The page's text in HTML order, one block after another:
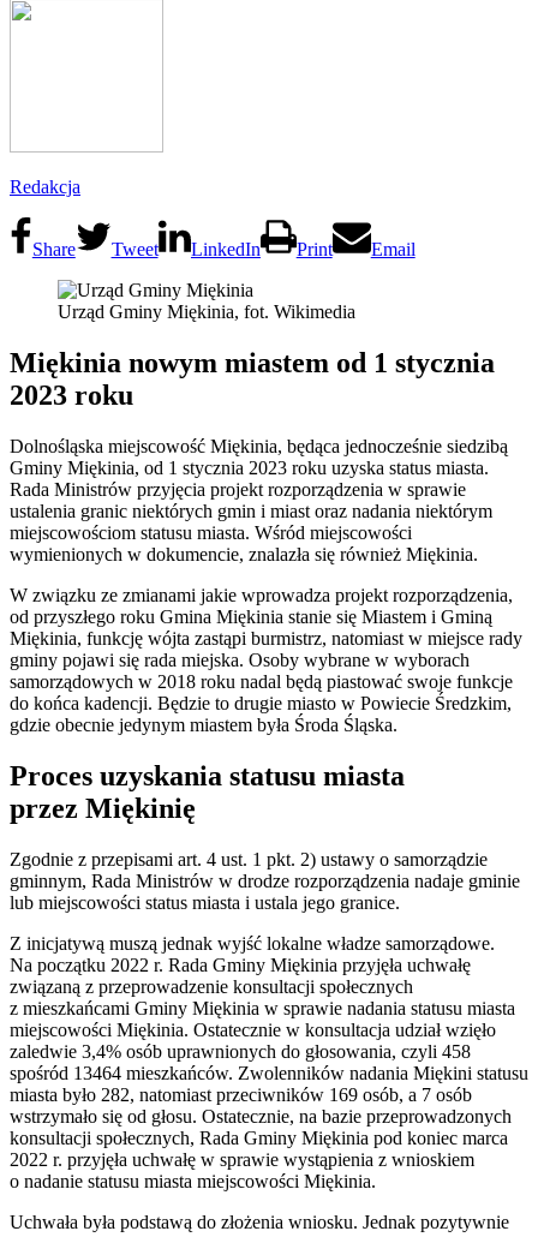
Redakcja
Share Tweet LinkedIn Print Email
Urząd Gminy Miękinia, fot. Wikimedia
Miękinia nowym miastem od 1 stycznia
2023 roku
Dolnośląska miejscowość Miękinia, będąca jednocześnie siedzibą
Gminy Miękinia, od 1 stycznia 2023 roku uzyska status miasta.
Rada Ministrów przyjęcia projekt rozporządzenia w sprawie
ustalenia granic niektórych gmin i miast oraz nadania niektórym
miejscowościom statusu miasta. Wśród miejscowości
wymienionych w dokumencie, znalazła się również Miękinia.
W związku ze zmianami jakie wprowadza projekt rozporządzenia,
od przyszłego roku Gmina Miękinia stanie się Miastem i Gminą
Miękinia, funkcję wójta zastąpi burmistrz, natomiast w miejsce rady
gminy pojawi się rada miejska. Osoby wybrane w wyborach
samorządowych w 2018 roku nadal będą piastować swoje funkcje
do końca kadencji. Będzie to drugie miasto w Powiecie Średzkim,
gdzie obecnie jedynym miastem była Środa Śląska.
Proces uzyskania statusu miasta
przez Miękinię
Zgodnie z przepisami art. 4 ust. 1 pkt. 2) ustawy o samorządzie
gminnym, Rada Ministrów w drodze rozporządzenia nadaje gminie
lub miejscowości status miasta i ustala jego granice.
Z inicjatywą muszą jednak wyjść lokalne władze samorządowe.
Na początku 2022 r. Rada Gminy Miękinia przyjęła uchwałę
związaną z przeprowadzenie konsultacji społecznych
z mieszkańcami Gminy Miękinia w sprawie nadania statusu miasta
miejscowości Miękinia. Ostatecznie w konsultacja udział wzięło
zaledwie 3,4% osób uprawnionych do głosowania, czyli 458
spośród 13464 mieszkańców. Zwolenników nadania Miękini statusu
miasta było 282, natomiast przeciwników 169 osób, a 7 osób
wstrzymało się od głosu. Ostatecznie, na bazie przeprowadzonych
konsultacji społecznych, Rada Gminy Miękinia pod koniec marca
2022 r. przyjęła uchwałę w sprawie wystąpienia z wnioskiem
o nadanie statusu miasta miejscowości Miękinia.
Uchwała była podstawą do złożenia wniosku. Jednak pozytywnie